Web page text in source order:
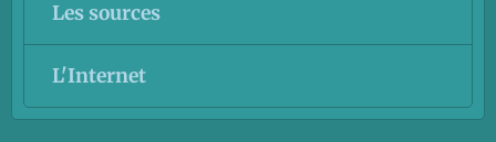
Les sources
L'Internet